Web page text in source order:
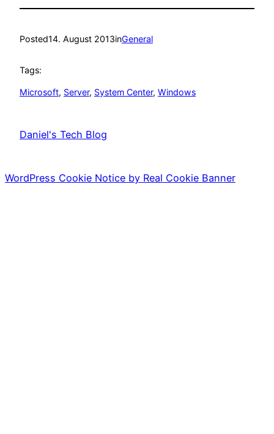
Posted14. August 2013inGeneral
Tags:
Microsoft, Server, System Center, Windows
Daniel's Tech Blog
WordPress Cookie Notice by Real Cookie Banner